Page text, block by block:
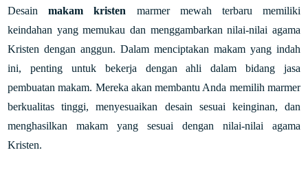
Desainmakam kristen marmer mewah terbaru memiliki
keindahan yang memukau dan menggambarkan nilai-nilai agama
Kristen dengan anggun. Dalam menciptakan makam yang indah
ini, penting untuk bekerja dengan ahli dalam bidang jasa
pembuatan makam. Mereka akan membantu Anda memilih marmer
berkualitas tinggi, menyesuaikan desain sesuai keinginan, dan
menghasilkan makam yang sesuai dengan nilai-nilai agama
Kristen.